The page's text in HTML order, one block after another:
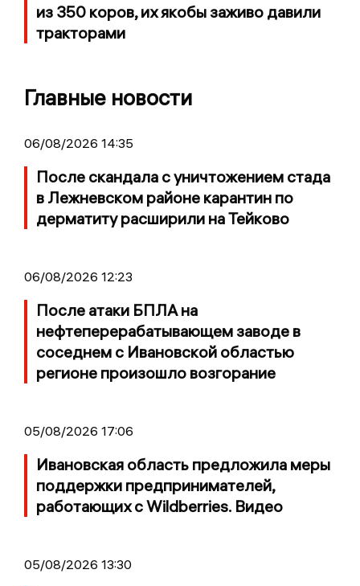
из 350 коров, их якобы заживо давили
тракторами
Главные новости
06/08/2026 14:35
После скандала с уничтожением стада
в Лежневском районе карантин по
дерматиту расширили на Тейково
06/08/2026 12:23
После атаки БПЛА на
нефтеперерабатывающем заводе в
соседнем с Ивановской областью
регионе произошло возгорание
05/08/2026 17:06
Ивановская область предложила меры
поддержки предпринимателей,
работающих с Wildberries. Видео
05/08/2026 13:30